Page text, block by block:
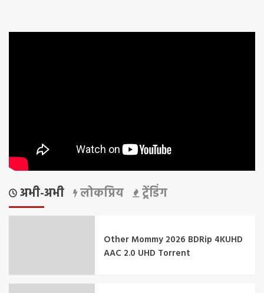
अभी-अभी लोकप्रिय ट्रेंडिंग
Other Mommy 2026 BDRip 4KUHD
AAC 2.0 UHD Torrent